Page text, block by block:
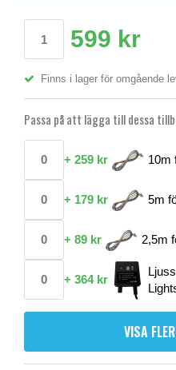
599 kr
Finns i lager för omgående
Passa på att lägga till dessa
+ 259 kr 10m
+ 179 kr 5m
+ 89 kr 2,5m
+ 364 kr
VISA